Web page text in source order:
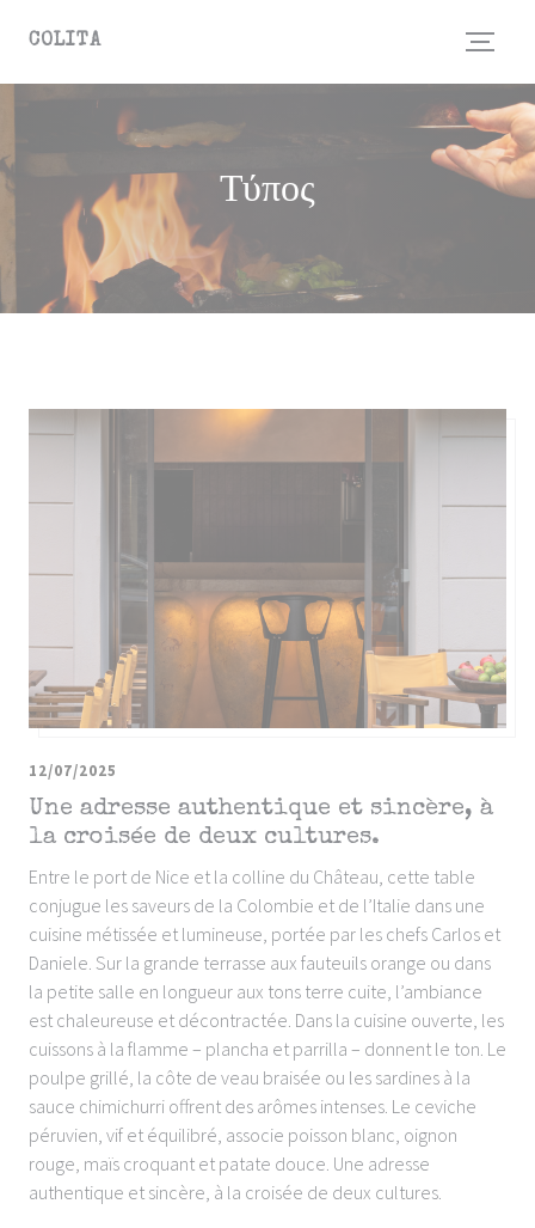
COLITA
Τύπος
Une adresse authentique et sincère, à
la croisée de deux cultures.
12/07/2025
Entre le port de Nice et la colline du Château, cette table
conjugue les saveurs de la Colombie et de l’Italie dans une
cuisine métissée et lumineuse, portée par les chefs Carlos et
Daniele. Sur la grande terrasse aux fauteuils orange ou dans
la petite salle en longueur aux tons terre cuite, l’ambiance
est chaleureuse et décontractée. Dans la cuisine ouverte, les
cuissons à la flamme – plancha et parrilla – donnent le ton. Le
poulpe grillé, la côte de veau braisée ou les sardines à la
sauce chimichurri offrent des arômes intenses. Le ceviche
péruvien, vif et équilibré, associe poisson blanc, oignon
rouge, maïs croquant et patate douce. Une adresse
authentique et sincère, à la croisée de deux cultures.